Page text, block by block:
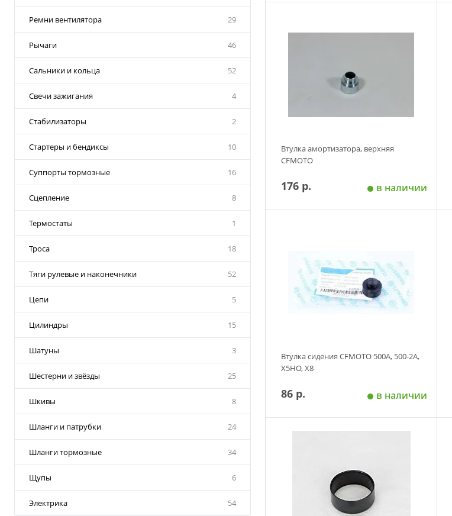
Ремни вентилятора 29
Рычаги 46
Сальники и кольца 52
Свечи зажигания 4
Стабилизаторы 2
Стартеры и бендиксы 10
Суппорты тормозные 16
Сцепление 8
Термостаты 1
Троса 18
Тяги рулевые и наконечники 52
Цепи 5
Цилиндры 15
Шатуны 3
Шестерни и звёзды 25
Шкивы 8
Шланги и патрубки 24
Шланги тормозные 34
Щупы 6
Электрика 54
Bтулка амортизатора, верхняя
CFMOTO
176 р. в наличии
Втулка сидения CFMOTO 500A, 500-2A,
X5HO, X8
86 р. в наличии